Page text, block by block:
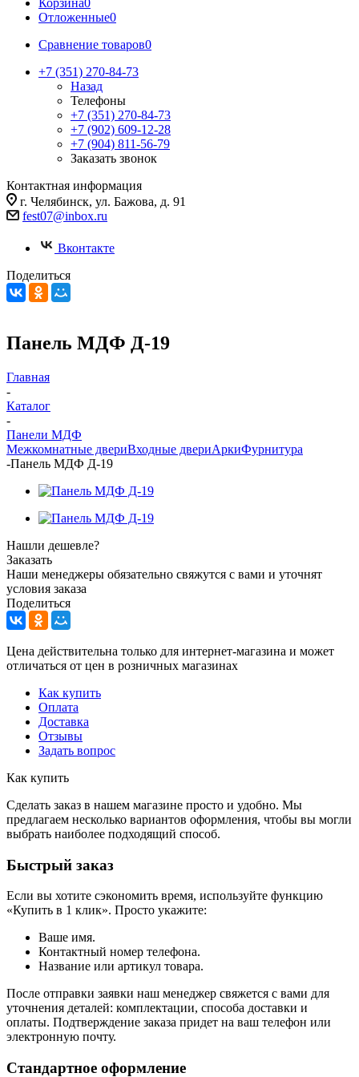
Корзина0
Отложенные0
Сравнение товаров0
+7 (351) 270-84-73
Назад
Телефоны
+7 (351) 270-84-73
+7 (902) 609-12-28
+7 (904) 811-56-79
Заказать звонок
Контактная информация
г. Челябинск, ул. Бажова, д. 91
fest07@inbox.ru
Вконтакте
Поделиться
Панель МДФ Д-19
Главная
-
Каталог
-
Панели МДФ
Межкомнатные двериВходные двериАркиФурнитура
-Панель МДФ Д-19
Нашли дешевле?
Заказать
Наши менеджеры обязательно свяжутся с вами и уточнят
условия заказа
Поделиться
Цена действительна только для интернет-магазина и может
отличаться от цен в розничных магазинах
Как купить
Оплата
Доставка
Отзывы
Задать вопрос
Как купить
Сделать заказ в нашем магазине просто и удобно. Мы
предлагаем несколько вариантов оформления, чтобы вы могли
выбрать наиболее подходящий способ.
Быстрый заказ
Если вы хотите сэкономить время, используйте функцию
«Купить в 1 клик». Просто укажите:
Ваше имя.
Контактный номер телефона.
Название или артикул товара.
После отправки заявки наш менеджер свяжется с вами для
уточнения деталей: комплектации, способа доставки и
оплаты. Подтверждение заказа придет на ваш телефон или
электронную почту.
Стандартное оформление